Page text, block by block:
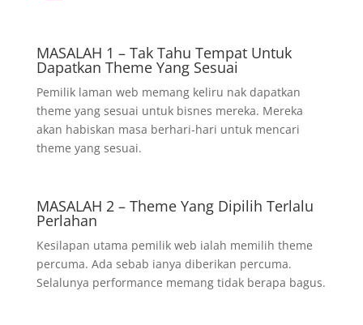
MASALAH 1 – Tak Tahu Tempat Untuk
Dapatkan Theme Yang Sesuai
Pemilik laman web memang keliru nak dapatkan
theme yang sesuai untuk bisnes mereka. Mereka
akan habiskan masa berhari-hari untuk mencari
theme yang sesuai.
MASALAH 2 – Theme Yang Dipilih Terlalu
Perlahan
Kesilapan utama pemilik web ialah memilih theme
percuma. Ada sebab ianya diberikan percuma.
Selalunya performance memang tidak berapa bagus.